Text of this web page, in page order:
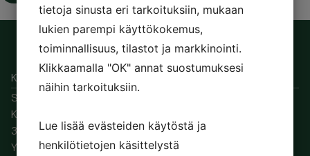
Kiinteistösi puolueeton asiantuntija.
Suomen Asiantuntijapalvelut Oy
Kuokkamaantie 12
33800 Tampere
Y-tunnus: y-1955597-0
tietoja sinusta eri tarkoituksiin, mukaan
lukien parempi käyttökokemus,
toiminnallisuus, tilastot ja markkinointi.
Klikkaamalla "OK" annat suostumuksesi
näihin tarkoituksiin.
Lue lisää evästeiden käytöstä ja
henkilötietojen käsittelystä